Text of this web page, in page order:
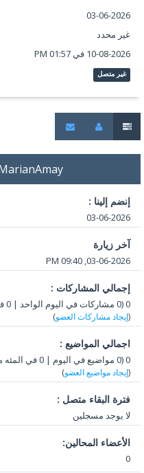
03-06-2026
غير محدد
10-08-2026 في 01:57 PM
غير متصل
MarianAmay معلومات المنتدى
إنضم إلينا :
03-06-2026
آخر زيارة
03-06-2026, 09:40 PM
إجمالي المشاركات :
0 (0 مشاركات في اليوم الواحد | 0 في المئة من إجمالي المشاركات)
إيجاد مشاركات العضو)
اجمالي المواضيع :
0 (0 مواضيع في اليوم | 0 في المئه من اجمالي المواضيع)
إيجاد مواضيع العضو)
فترة البقاء متصل :
لا يوجد مسجلين
الأعضاء المحالين:
0